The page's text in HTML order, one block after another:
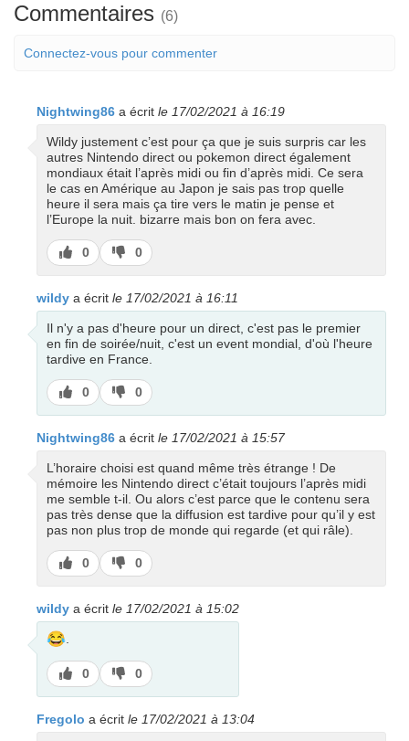
Commentaires (6)
Connectez-vous pour commenter
Nightwing86 a écrit le 17/02/2021 à 16:19
Wildy justement c’est pour ça que je suis surpris car les
autres Nintendo direct ou pokemon direct également
mondiaux était l’après midi ou fin d’après midi. Ce sera
le cas en Amérique au Japon je sais pas trop quelle
heure il sera mais ça tire vers le matin je pense et
l’Europe la nuit. bizarre mais bon on fera avec.
J’aime
0
J’aime
pas
0
wildy a écrit le 17/02/2021 à 16:11
Il n'y a pas d'heure pour un direct, c'est pas le premier
en fin de soirée/nuit, c'est un event mondial, d'où l'heure
tardive en France.
J’aime
0
J’aime
pas
0
Nightwing86 a écrit le 17/02/2021 à 15:57
L’horaire choisi est quand même très étrange ! De
mémoire les Nintendo direct c’était toujours l’après midi
me semble t-il. Ou alors c’est parce que le contenu sera
pas très dense que la diffusion est tardive pour qu’il y est
pas non plus trop de monde qui regarde (et qui râle).
J’aime
0
J’aime
pas
0
wildy a écrit le 17/02/2021 à 15:02
😂
J’aime
0
J’aime
pas
0
Fregolo a écrit le 17/02/2021 à 13:04